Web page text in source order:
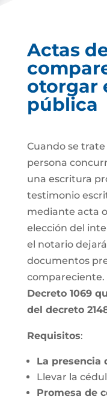
Actas
otorgar
pública
Cuando se
persona
una escritura
testimonio
mediante acta
elección del
el notario
documentos
compareciente.
Decreto 1069
del decreto
Requisitos:
La presencia
Llevar la
Promesa de